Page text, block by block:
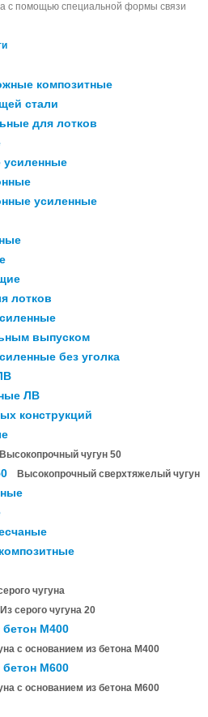
с помощью специальной формы связи
композитные
стали
для лотков
усиленные
усиленные
лотков
выпуском
без уголка
ЛВ
конструкций
Высокопрочный чугун 50
Высокопрочный сверхтяжелый чугун
чугуна
Из серого чугуна 20
М400
с основанием из бетона М400
М600
с основанием из бетона М600